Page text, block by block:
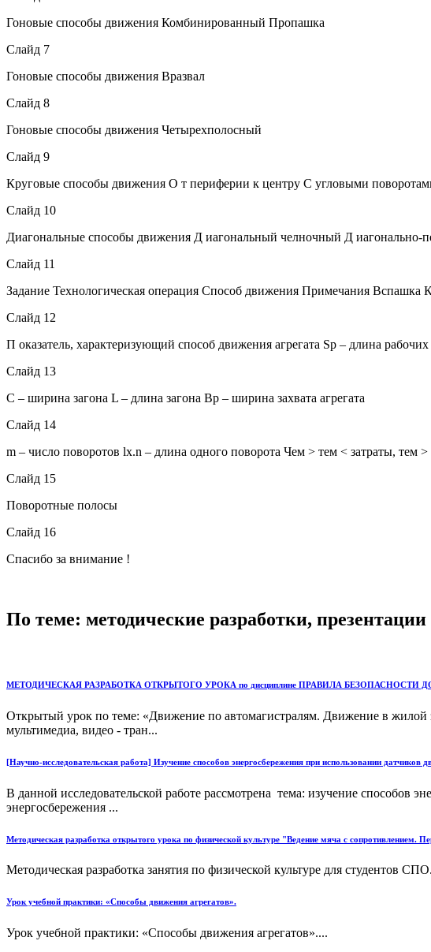
Гоновые способы движения Комбинированный Пропашка
Слайд 7
Гоновые способы движения Вразвал
Слайд 8
Гоновые способы движения Четырехполосный
Слайд 9
Круговые способы движения О т периферии к центру С угловыми
Слайд 10
Диагональные способы движения Д иагональный челночный Д иагонально-
Слайд 11
Задание Технологическая операция Способ движения Примечания Вспашка
Слайд 12
П оказатель, характеризующий способ движения агрегата Sp – длина
Слайд 13
C – ширина загона L – длина загона Bp – ширина захвата агрегата
Слайд 14
m – число поворотов lx.n – длина одного поворота Чем ˃ тем ˂ затраты, тем ˃
Слайд 15
Поворотные полосы
Слайд 16
Спасибо за внимание !
По теме: методические разработки,
МЕТОДИЧЕСКАЯ РАЗРАБОТКА ОТКРЫТОГО УРОКА по дисциплине ПРАВИЛА БЕЗОПАСНОСТИ
Открытый урок по теме: «Движение по автомагистралям. Движение в жилой
мультимедиа, видео - тран...
[Научно-исследовательская работа] Изучение способов энергосбережения при использовании датчиков
В данной исследовательской работе рассмотрена тема: изучение
энергосбережения ...
Методическая разработка открытого урока по физической культуре "Ведение мяча с сопротивлением.
Методическая разработка занятия по физической культуре для студентов
Урок учебной практики: «Способы движения агрегатов».
Урок учебной практики: «Способы движения агрегатов»....